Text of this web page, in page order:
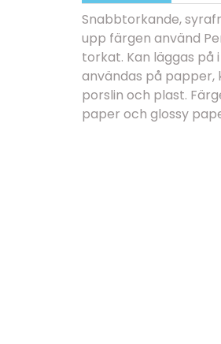
Snabbtorkande,
upp färgen använd
torkat. Kan läggas på
användas på papper,
porslin och plast.
paper och glossy